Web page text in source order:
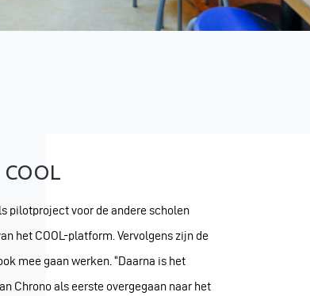
pilotproject voor de andere scholen
het COOL-platform. Vervolgens zijn de
mee gaan werken. “Daarna is het
Chrono als eerste overgegaan naar het